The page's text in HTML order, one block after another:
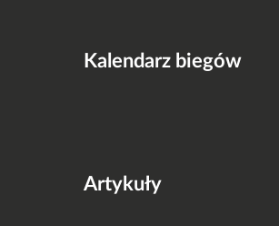
Kalendarz biegów
Artykuły